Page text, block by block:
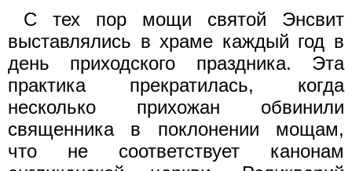
С тех пор мощи святой Энсвит
выставлялись в храме каждый год в
день приходского праздника. Эта
практика прекратилась, когда
несколько прихожан обвинили
священника в поклонении мощам,
что не соответствует канонам